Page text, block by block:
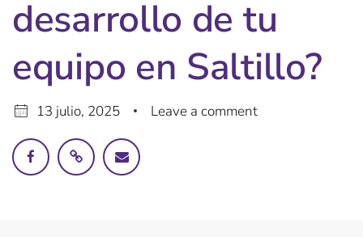
desarrollo de tu
equipo en Saltillo?
13 julio, 2025 Leave a comment